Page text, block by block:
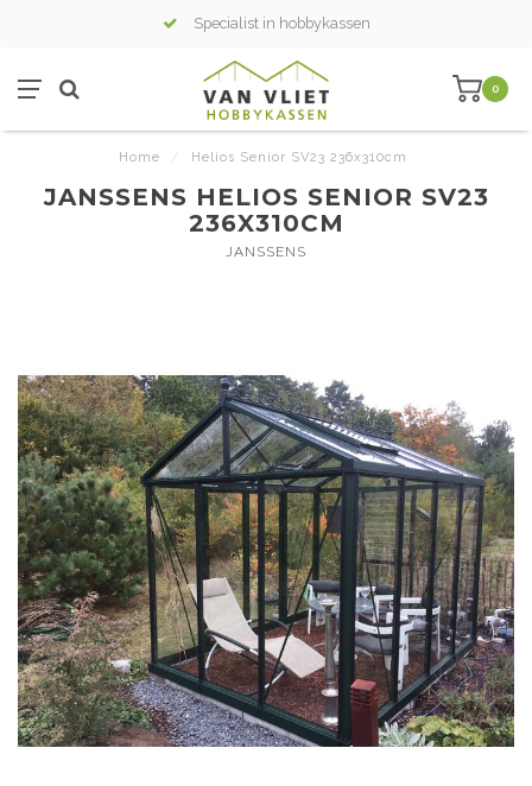
Specialist in hobbykassen
0
Home / Helios Senior SV23 236x310cm
JANSSENS HELIOS SENIOR SV23
236X310CM
JANSSENS